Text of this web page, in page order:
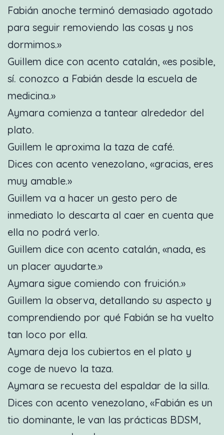
Fabián anoche terminó demasiado agotado
para seguir removiendo las cosas y nos
dormimos.»
Guillem dice con acento catalán, «es posible,
sí. conozco a Fabián desde la escuela de
medicina.»
Aymara comienza a tantear alrededor del
plato.
Guillem le aproxima la taza de café.
Dices con acento venezolano, «gracias, eres
muy amable.»
Guillem va a hacer un gesto pero de
inmediato lo descarta al caer en cuenta que
ella no podrá verlo.
Guillem dice con acento catalán, «nada, es
un placer ayudarte.»
Aymara sigue comiendo con fruición.»
Guillem la observa, detallando su aspecto y
comprendiendo por qué Fabián se ha vuelto
tan loco por ella.
Aymara deja los cubiertos en el plato y
coge de nuevo la taza.
Aymara se recuesta del espaldar de la silla.
Dices con acento venezolano, «Fabián es un
tio dominante, le van las prácticas BDSM,